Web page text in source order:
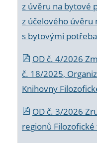
z úvěru na bytové
z účelového úvěru
s bytovými
OD č. 4/2026
č. 18/2025,
Knihovny
OD č. 3/2026
regionů